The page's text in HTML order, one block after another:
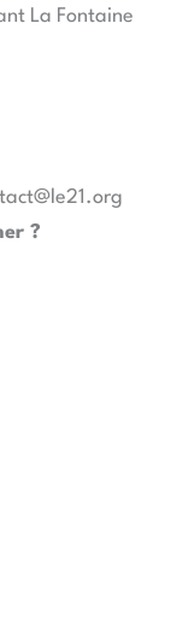
La Fontaine
?